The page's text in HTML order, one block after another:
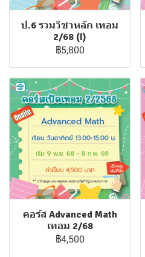
ป.6 รวมวิชาหลัก เทอม
2/68 (I)
฿5,800
คอร์ส Advanced Math
เทอม 2/68
฿4,500